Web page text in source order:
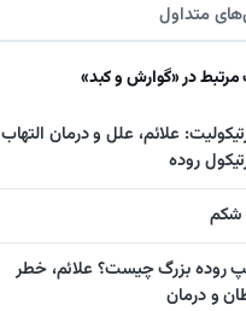
متداول
مرتبط در «گوارش و کبد»
علائم، علل و درمان التهاب
روده
شکم
روده بزرگ چیست؟ علائم، خطر
و درمان